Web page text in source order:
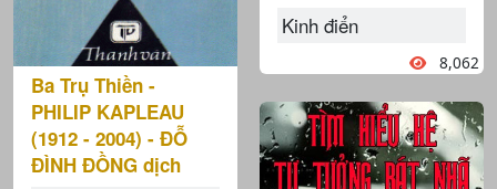
Ba Trụ Thiền -
PHILIP KAPLEAU
(1912 - 2004) - ĐỖ
ĐÌNH ĐỒNG dịch
Kinh điển
8,062